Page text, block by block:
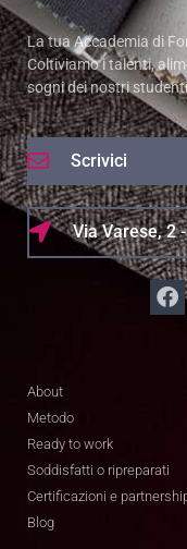
La tua Accademia di
Coltiviamo i talenti,
sogni dei nostri
Scrivici
Via Varese, 2
About
Metodo
Ready to work
Soddisfatti o ripreparati
Certificazioni e
Blog